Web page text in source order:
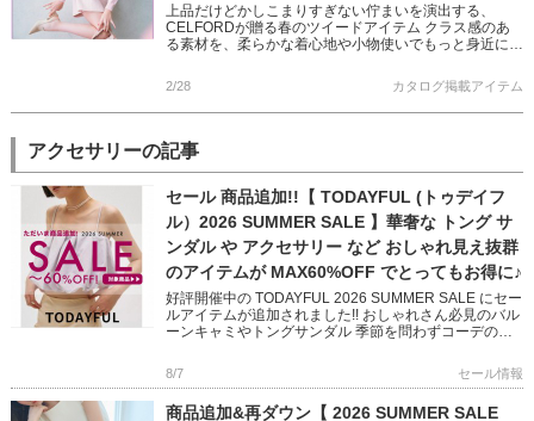
上品だけどかしこまりすぎない佇まいを演出する、
CELFORDが贈る春のツイードアイテム クラス感のあ
る素材を、柔らかな着心地や小物使いでもっと身近にス
2/28 カタログ掲載アイテム
アクセサリーの記事
セール 商品追加!!【 TODAYFUL (トゥデイフ
ル）2026 SUMMER SALE 】華奢な トング サ
ンダル や アクセサリー など おしゃれ見え抜群
のアイテムが MAX60%OFF でとってもお得に♪
好評開催中の TODAYFUL 2026 SUMMER SALE にセー
ルアイテムが追加されました!! おしゃれさん必見のバル
ーンキャミやトングサンダル 季節を問わずコーデのア
8/7 セール情報
商品追加&再ダウン【 2026 SUMMER SALE